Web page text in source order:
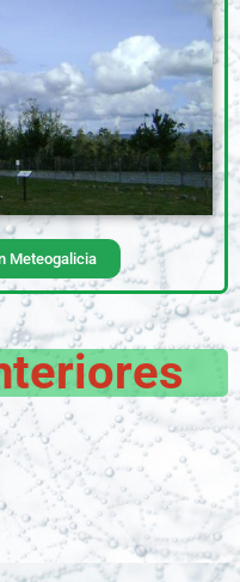
Meteogalicia